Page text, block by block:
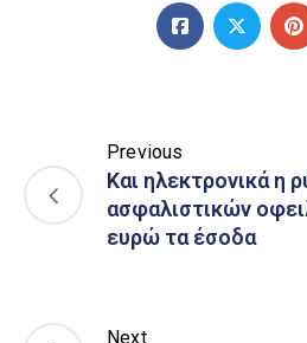
Previous
Και ηλεκτρονικά η
ασφαλιστικών
ευρώ τα έσoδα
Next